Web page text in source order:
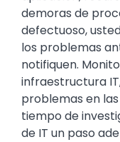
demoras de
defectuoso,
los problemas
notifiquen.
infraestructura
problemas en
tiempo de
de IT un paso